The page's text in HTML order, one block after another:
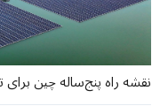
نقشه راه پنج‌ساله چین